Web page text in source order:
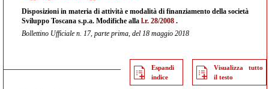
Disposizioni in materia di attività e modalità di finanziamento della società
Sviluppo Toscana s.p.a. Modifiche alla l.r. 28/2008 .
Bollettino Ufficiale n. 17, parte prima, del 18 maggio 2018
Espandi
indice
Visualizza tutto
il testo